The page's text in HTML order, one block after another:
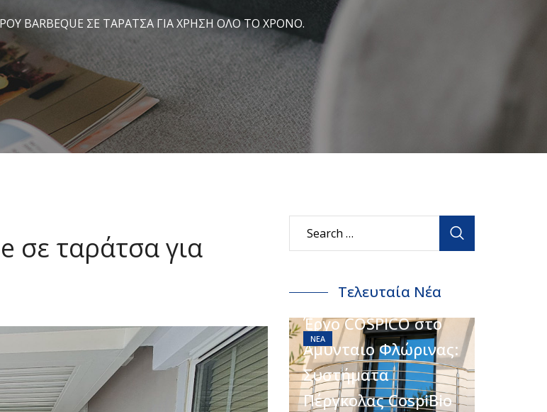
BARBEQUE ΣΕ ΤΑΡΆΤΣΑ ΓΙΑ ΧΡΉΣΗ ΌΛΟ ΤΟ ΧΡΌΝΟ.
σε ταράτσα για
Τελευταία Νέα
Έργο COSPICO στο
Αμύνταιο Φλώρινας:
Συστήματα
Πέργκολας CospiBio
ΝΈΑ